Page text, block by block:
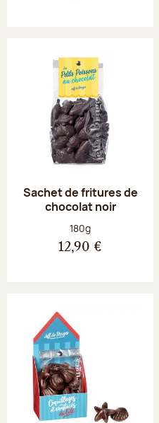
Sachet de fritures de
chocolat noir
Poids net :
180g
12,90 €